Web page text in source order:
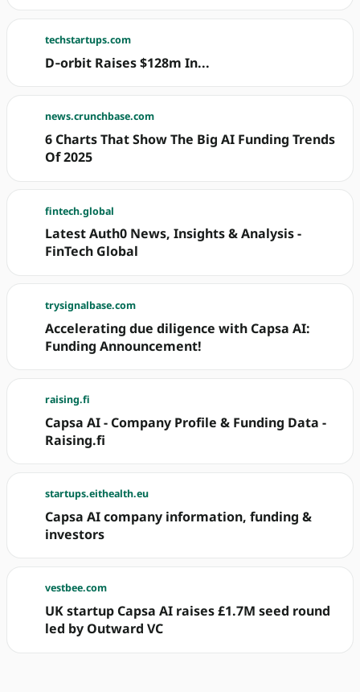
techstartups.com
D‐orbit Raises $128m In...
news.crunchbase.com
6 Charts That Show The Big AI Funding Trends
Of 2025
fintech.global
Latest Auth0 News, Insights & Analysis -
FinTech Global
trysignalbase.com
Accelerating due diligence with Capsa AI:
Funding Announcement!
raising.fi
Capsa AI - Company Profile & Funding Data -
Raising.fi
startups.eithealth.eu
Capsa AI company information, funding &
investors
vestbee.com
UK startup Capsa AI raises £1.7M seed round
led by Outward VC